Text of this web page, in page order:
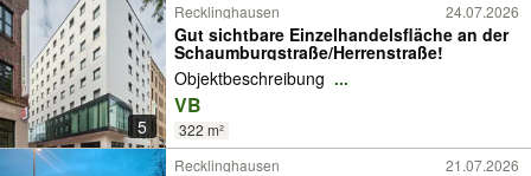
5
Recklinghausen 24.07.2026
Gut sichtbare Einzelhandelsfläche an der
Schaumburgstraße/Herrenstraße!
Objektbeschreibung ...
VB
322 m²
Recklinghausen
21.07.2026